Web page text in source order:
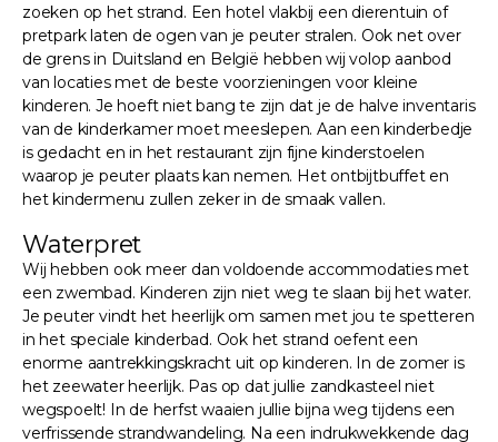
zoeken op het strand. Een hotel vlakbij een dierentuin of
pretpark laten de ogen van je peuter stralen. Ook net over
de grens in Duitsland en België hebben wij volop aanbod
van locaties met de beste voorzieningen voor kleine
kinderen. Je hoeft niet bang te zijn dat je de halve inventaris
van de kinderkamer moet meeslepen. Aan een kinderbedje
is gedacht en in het restaurant zijn fijne kinderstoelen
waarop je peuter plaats kan nemen. Het ontbijtbuffet en
het kindermenu zullen zeker in de smaak vallen.
Waterpret
Wij hebben ook meer dan voldoende accommodaties met
een zwembad. Kinderen zijn niet weg te slaan bij het water.
Je peuter vindt het heerlijk om samen met jou te spetteren
in het speciale kinderbad. Ook het strand oefent een
enorme aantrekkingskracht uit op kinderen. In de zomer is
het zeewater heerlijk. Pas op dat jullie zandkasteel niet
wegspoelt! In de herfst waaien jullie bijna weg tijdens een
verfrissende strandwandeling. Na een indrukwekkende dag